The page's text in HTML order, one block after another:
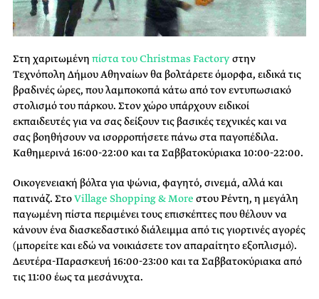
Στη χαριτωμένη πίστα του Christmas Factoryστην
Τεχνόπολη Δήμου Αθηναίων θα βολτάρετε όμορφα, ειδικά τις
βραδινές ώρες, που λαμποκοπά κάτω από τον εντυπωσιακό
στολισμό του πάρκου. Στον χώρο υπάρχουν ειδικοί
εκπαιδευτές για να σας δείξουν τις βασικές τεχνικές και να
σας βοηθήσουν να ισορροπήσετε πάνω στα παγοπέδιλα.
Καθημερινά 16:00-22:00 και τα Σαββατοκύριακα 10:00-22:00.
Οικογενειακή βόλτα για ψώνια, φαγητό, σινεμά, αλλά και
πατινάζ. ΣτοVillage Shopping & More στου Ρέντη, η μεγάλη
παγωμένη πίστα περιμένει τους επισκέπτες που θέλουν να
κάνουν ένα διασκεδαστικό διάλειμμα από τις γιορτινές αγορές
(μπορείτε και εδώ να νοικιάσετε τον απαραίτητο εξοπλισμό).
Δευτέρα-Παρασκευή 16:00-23:00 και τα Σαββατοκύριακα από
τις 11:00 έως τα μεσάνυχτα.